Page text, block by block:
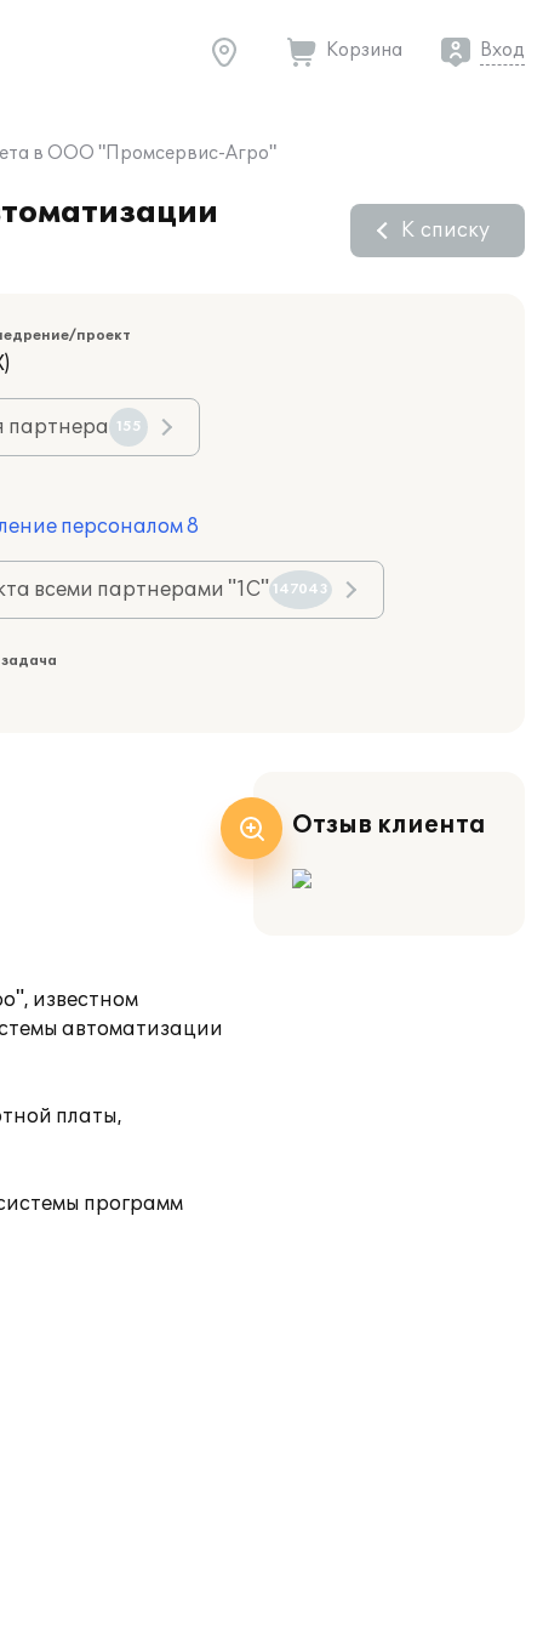
Корзина Вход
в ООО "Промсервис-Агро"
К списку
проект
партнера 155
персоналом 8
всеми партнерами "1С" 147043
известном
автоматизации
платы,
программ
Отзыв клиента